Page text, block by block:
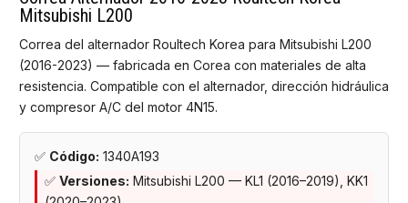
Mitsubishi L200
Correa del alternador Roultech Korea para Mitsubishi L200
(2016-2023) — fabricada en Corea con materiales de alta
resistencia. Compatible con el alternador, dirección hidráulica
y compresor A/C del motor 4N15.
✅ Código: 1340A193
✅ Versiones: Mitsubishi L200 — KL1 (2016–2019), KK1